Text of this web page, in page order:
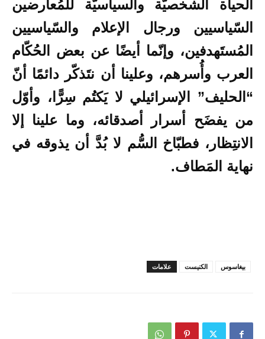
الحياة الشخصيّة والسياسيّة للمُعارضين
السّياسيين ورجال الإعلام والسّياسيين
المُستَهدفين، وإنّما أيضًا عن بعض الحُكّام
العرب وأُسرهم، وعلينا أن نتَذكّر دائمًا أنّ
“الحليف” الإسرائيلي لا يَكتُم سِرًّا، وأوّل
من يفضَح أسرار أصدقائه، وما علينا إلا
الانتِظار، فطبّاخ السُّم لا بُدَّ أن يذوقه في
نهاية المَطاف.
علامات الكنيست بيغاسوس